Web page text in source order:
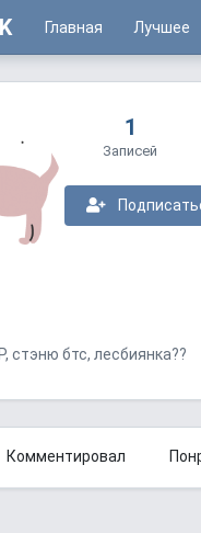
Главная Лучшее
1
Записей
стэню бтс, лесбиянка??
Комментировал